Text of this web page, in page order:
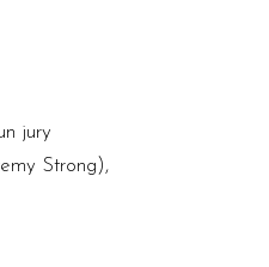
jury
Strong),